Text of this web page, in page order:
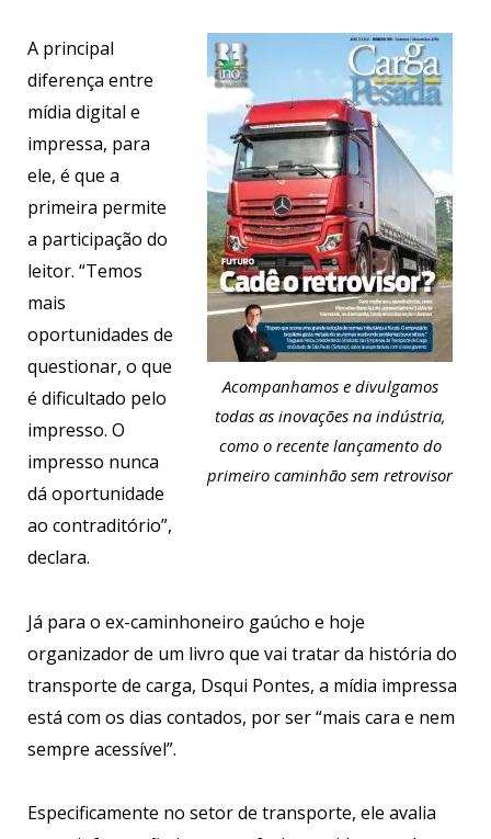
Acompanhamos e divulgamos
todas as inovações na indústria,
como o recente lançamento do
primeiro caminhão sem retrovisor
A principal
diferença entre
mídia digital e
impressa, para
ele, é que a
primeira permite
a participação do
leitor. “Temos
mais
oportunidades de
questionar, o que
é dificultado pelo
impresso. O
impresso nunca
dá oportunidade
ao contraditório”,
declara.
Já para o ex-caminhoneiro gaúcho e hoje
organizador de um livro que vai tratar da história do
transporte de carga, Dsqui Pontes, a mídia impressa
está com os dias contados, por ser “mais cara e nem
sempre acessível”.
Especificamente no setor de transporte, ele avalia